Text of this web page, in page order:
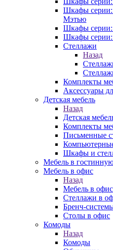
Шкафы серии:
Мэтью
Шкафы серии:
Шкафы
Стеллажи
Назад
Комплекты
Аксессуары
Детская мебель
Назад
Детская
Комплекты
Письменные
Шкафы и
Мебель в
Мебель в офис
Назад
Мебель в офис
Стеллажи в
Бренч-
Столы в офис
Комоды
Назад
Комоды